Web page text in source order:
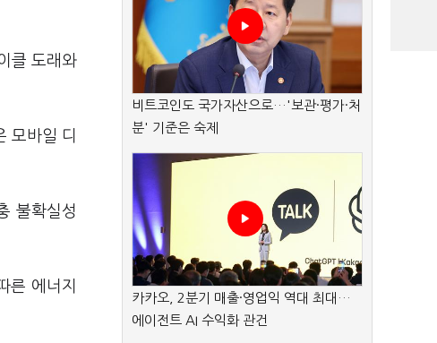
클 도래와
모바일 디
불확실성
른 에너지
비트코인도 국가자산으로…'보관·평가·처
분' 기준은 숙제
카카오, 2분기 매출·영업익 역대 최대…
에이전트 AI 수익화 관건